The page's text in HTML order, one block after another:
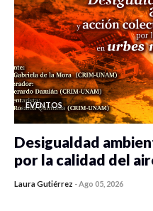
EVENTOS
Desigualdad
por la calidad del
Laura Gutiérrez -Ago 05, 2026